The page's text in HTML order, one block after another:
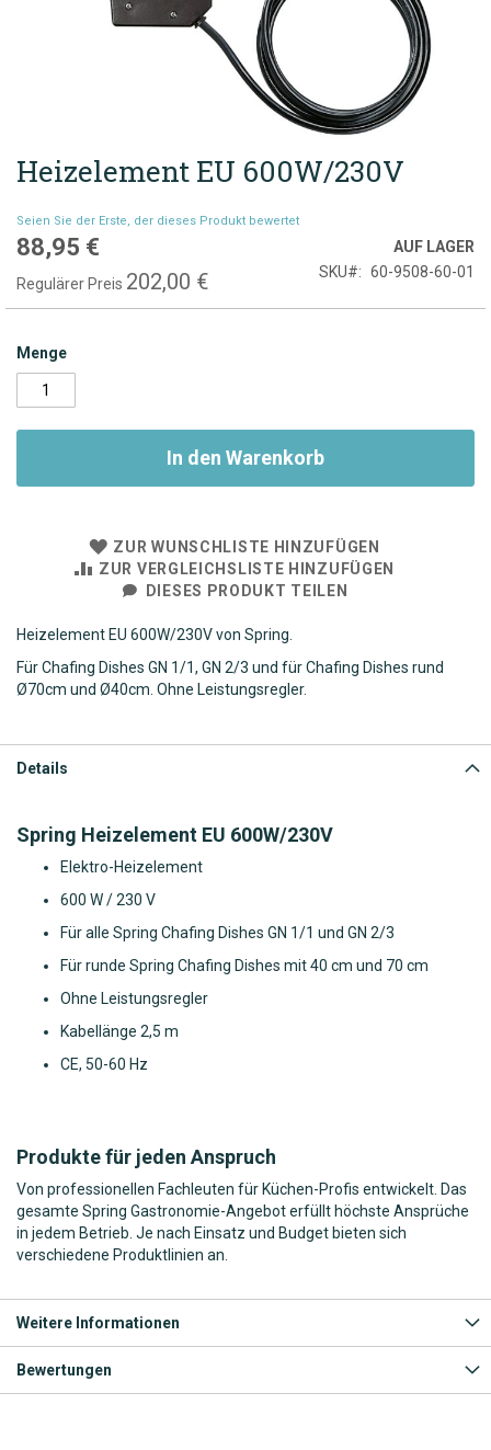
Zum
Anfang
springen
Heizelement EU 600W/230V
Seien Sie der Erste, der dieses Produkt bewertet
Sonderpreis
88,95 €
Regulärer Preis 202,00 €
AUF LAGER
SKU
60-9508-60-01
Menge
In den Warenkorb
ZUR WUNSCHLISTE HINZUFÜGEN
ZUR VERGLEICHSLISTE HINZUFÜGEN
DIESES PRODUKT TEILEN
Heizelement EU 600W/230V von Spring.
Für Chafing Dishes GN 1/1, GN 2/3 und für Chafing Dishes rund
Ø70cm und Ø40cm. Ohne Leistungsregler.
Details
Spring Heizelement EU 600W/230V
Elektro-Heizelement
600 W / 230 V
Für alle Spring Chafing Dishes GN 1/1 und GN 2/3
Für runde Spring Chafing Dishes mit 40 cm und 70 cm
Ohne Leistungsregler
Kabellänge 2,5 m
CE, 50-60 Hz
Produkte für jeden Anspruch
Von professionellen Fachleuten für Küchen-Profis entwickelt. Das
gesamte Spring Gastronomie-Angebot erfüllt höchste Ansprüche
in jedem Betrieb. Je nach Einsatz und Budget bieten sich
verschiedene Produktlinien an.
Weitere Informationen
Bewertungen